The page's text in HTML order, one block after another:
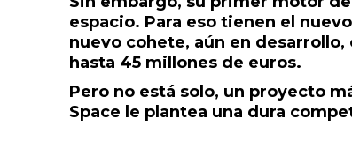
espacio. Para eso tienen el
nuevo cohete, aún en
hasta 45 millones de euros.
Pero no está solo, un proyecto
Space le plantea una dura